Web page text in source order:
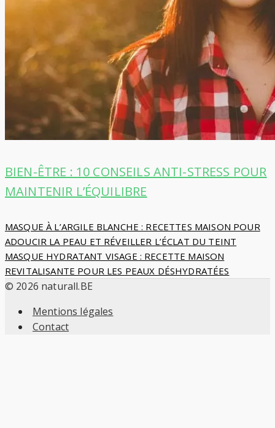
BIEN-ÊTRE : 10 CONSEILS ANTI-STRESS POUR
MAINTENIR L’ÉQUILIBRE
Navigation
de
l’article
MASQUE À L’ARGILE BLANCHE : RECETTES MAISON POUR
ADOUCIR LA PEAU ET RÉVEILLER L’ÉCLAT DU TEINT
MASQUE HYDRATANT VISAGE : RECETTE MAISON
REVITALISANTE POUR LES PEAUX DÉSHYDRATÉES
© 2026 naturall.BE
Mentions légales
Contact